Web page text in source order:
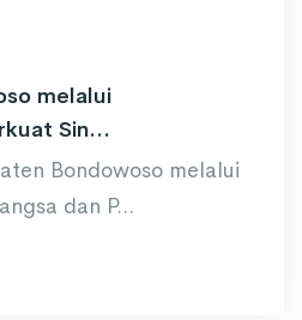
melalui
Sin...
Bondowoso melalui
dan P...